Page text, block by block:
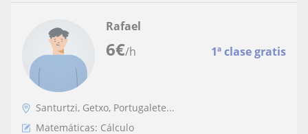
6€/h 1ª clase gratis
Rafael
Santurtzi, Getxo, Portugalete...
Matemáticas: Cálculo